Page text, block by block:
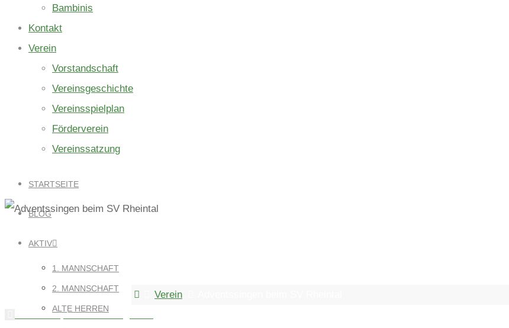
Bambinis
Kontakt
Verein
Vorstandschaft
Vereinsgeschichte
Vereinsspielplan
Förderverein
Vereinssatzung
STARTSEITE
BLOG
AKTIV
1. MANNSCHAFT
2. MANNSCHAFT
ALTE HERREN
Home
Verein
Jahreshauptversammlung 2024